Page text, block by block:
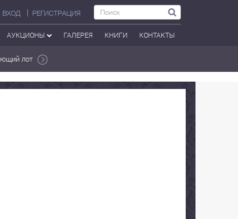
ВХОД РЕГИСТРАЦИЯ
АУКЦИОНЫ ГАЛЕРЕЯ КНИГИ КОНТАКТЫ
лот